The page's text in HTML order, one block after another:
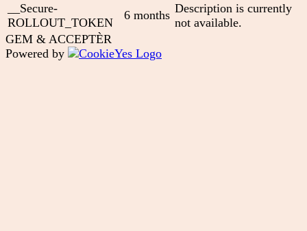
__Secure-
ROLLOUT_TOKEN
6 months Description is currently
not available.
GEM & ACCEPTÈR
Powered by